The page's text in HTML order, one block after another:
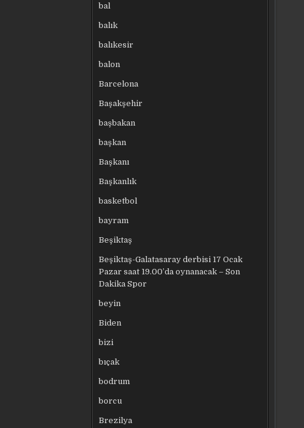
bal
balık
balıkesir
balon
Barcelona
Başakşehir
başbakan
başkan
Başkanı
Başkanlık
basketbol
bayram
Beşiktaş
Beşiktaş-Galatasaray derbisi 17 Ocak
Pazar saat 19.00’da oynanacak – Son
Dakika Spor
beyin
Biden
bizi
bıçak
bodrum
borcu
Brezilya